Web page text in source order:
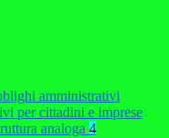
amministrativi
per cittadini e imprese
analoga 4